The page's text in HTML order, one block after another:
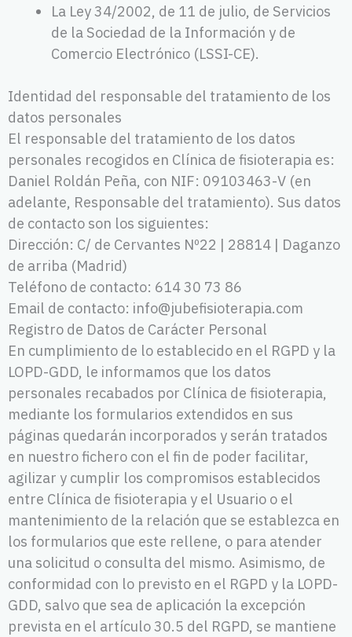
La Ley 34/2002, de 11 de julio, de Servicios
de la Sociedad de la Información y de
Comercio Electrónico (LSSI-CE).
Identidad del responsable del tratamiento de los
datos personales
El responsable del tratamiento de los datos
personales recogidos en Clínica de fisioterapia es:
Daniel Roldán Peña, con NIF: 09103463-V (en
adelante, Responsable del tratamiento). Sus datos
de contacto son los siguientes:
Dirección: C/ de Cervantes Nº22 | 28814 | Daganzo
de arriba (Madrid)
Teléfono de contacto: 614 30 73 86
Email de contacto: info@jubefisioterapia.com
Registro de Datos de Carácter Personal
En cumplimiento de lo establecido en el RGPD y la
LOPD-GDD, le informamos que los datos
personales recabados por Clínica de fisioterapia,
mediante los formularios extendidos en sus
páginas quedarán incorporados y serán tratados
en nuestro fichero con el fin de poder facilitar,
agilizar y cumplir los compromisos establecidos
entre Clínica de fisioterapia y el Usuario o el
mantenimiento de la relación que se establezca en
los formularios que este rellene, o para atender
una solicitud o consulta del mismo. Asimismo, de
conformidad con lo previsto en el RGPD y la LOPD-
GDD, salvo que sea de aplicación la excepción
prevista en el artículo 30.5 del RGPD, se mantiene